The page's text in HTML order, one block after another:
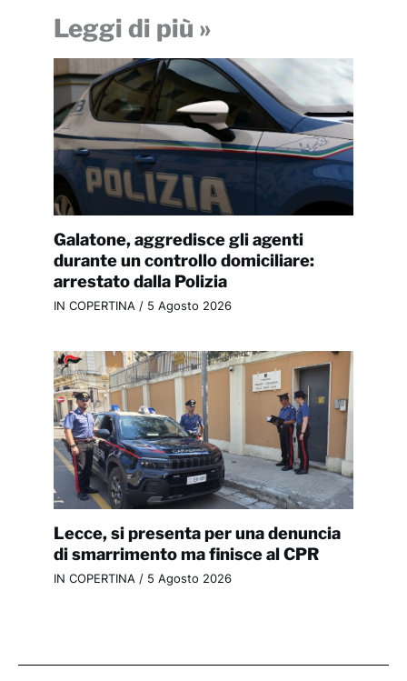
Leggi di più »
Galatone, aggredisce gli agenti
durante un controllo domiciliare:
arrestato dalla Polizia
IN COPERTINA / 5 Agosto 2026
Lecce, si presenta per una denuncia
di smarrimento ma finisce al CPR
IN COPERTINA / 5 Agosto 2026